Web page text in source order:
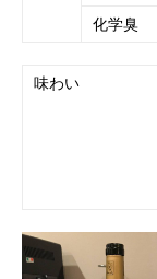
化学臭
味わい